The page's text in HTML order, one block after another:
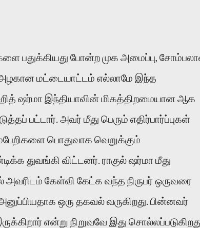
பதுக்கியது போன்ற முக அமைப்பு,
மட்டையாட்டம் எல்லாமே இந்த
ஷர்மா இந்தியாவின் மிகத்திறமையான ஆக
பட்டார். அவர் மீது பெரும் எதிர்பார்ப்புகள்
பொதுவாக வெறுக்கும்
துவங்கி விட்டனர். ராகுல் ஷர்மா மீது
அவரிடம் கேள்வி கேட்க வந்த நிருபர் ஒருவரை
ஒரு தகவல் வருகிறது. பின்னவர்
என்று நிறுவவே இது